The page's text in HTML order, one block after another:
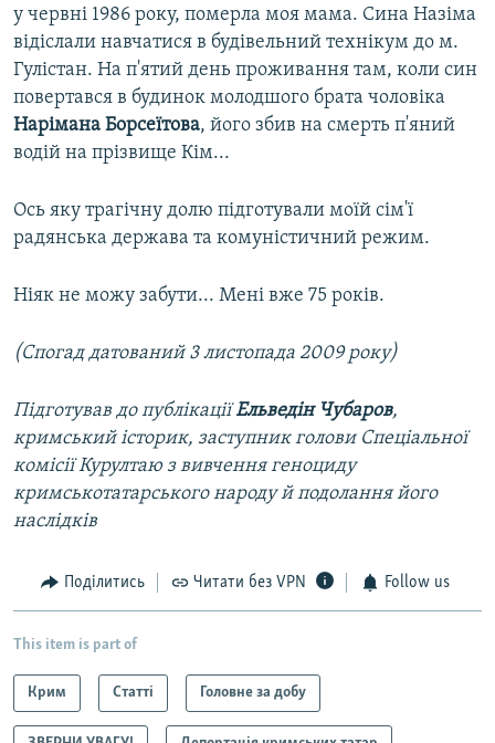
у червні 1986 року, померла моя мама. Сина Назіма
відіслали навчатися в будівельний технікум до м.
Гулістан. На п'ятий день проживання там, коли син
повертався в будинок молодшого брата чоловіка
Нарімана Борсеїтова, його збив на смерть п'яний
водій на прізвище Кім...
Ось яку трагічну долю підготували моїй сім'ї
радянська держава та комуністичний режим.
Ніяк не можу забути... Мені вже 75 років.
(Спогад датований 3 листопада 2009 року)
Підготував до публікаціїЕльведін Чубаров,
кримський історик, заступник голови Спеціальної
комісії Курултаю з вивчення геноциду
кримськотатарського народу й подолання його
наслідків
Поділитись Читати без VPN Follow us
This item is part of
Крим Статті Головне за добу